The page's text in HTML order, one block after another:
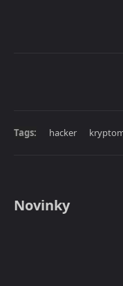
Tags: hacker
Novinky